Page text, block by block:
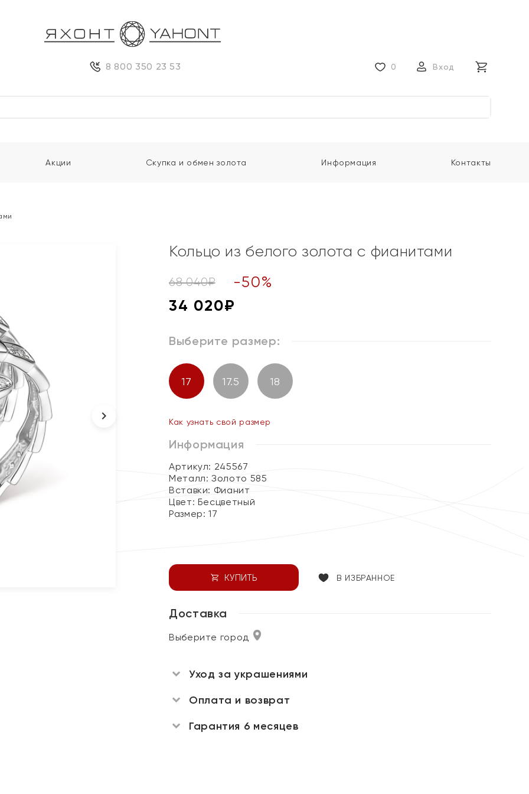
8 800 350 23 53 0 Вход
Акции Скупка и обмен золота Информация Контакты
Кольцо из белого золота с фианитами
68 040₽ -50%
34 020₽
Выберите размер:
17 17.5 18
Как узнать свой размер
Информация
Артикул: 245567
Металл:Золото 585
Вставки: Фианит
Цвет: Бесцветный
Размер:17
КУПИТЬ В ИЗБРАННОЕ
Доставка
Выберите город
Уход за украшениями
Оплата и возврат
Гарантия 6 месяцев